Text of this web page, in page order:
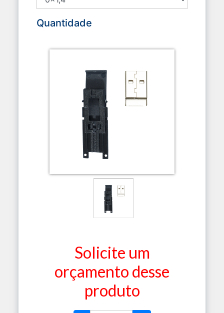
Quantidade
Solicite um
orçamento desse
produto